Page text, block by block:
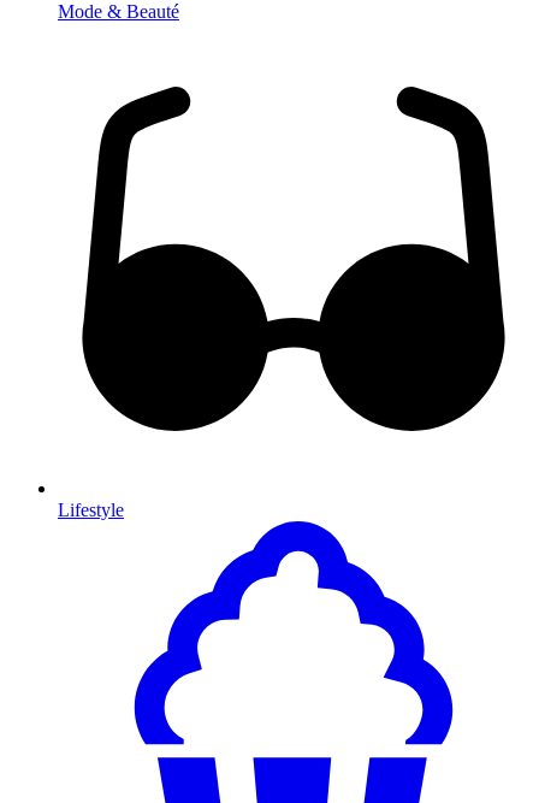
Mode & Beauté
Lifestyle